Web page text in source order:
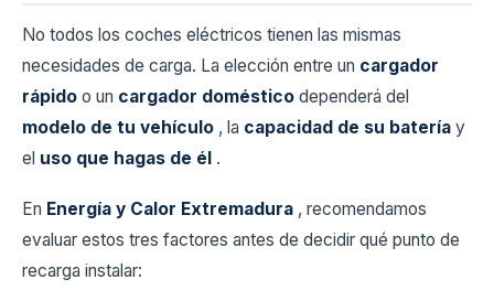
No todos los coches eléctricos tienen las mismas
necesidades de carga. La elección entre un cargador
rápido o un cargador doméstico dependerá del
modelo de tu vehículo , la capacidad de su batería y
el uso que hagas de él .
En Energía y Calor Extremadura , recomendamos
evaluar estos tres factores antes de decidir qué punto de
recarga instalar: